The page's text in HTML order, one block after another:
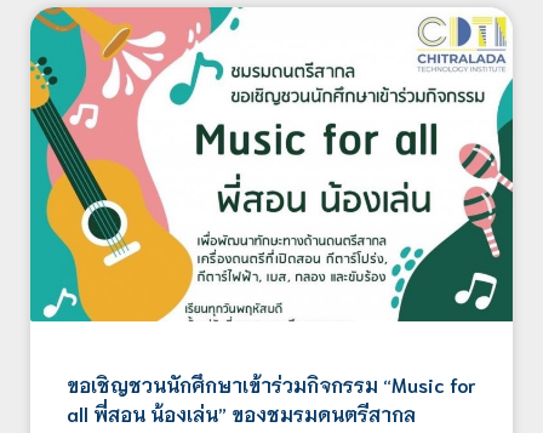
ขอเชิญชวนนักศึกษาเข้าร่วมกิจกรรม “Music for
all พี่สอน น้องเล่น” ของชมรมดนตรีสากล